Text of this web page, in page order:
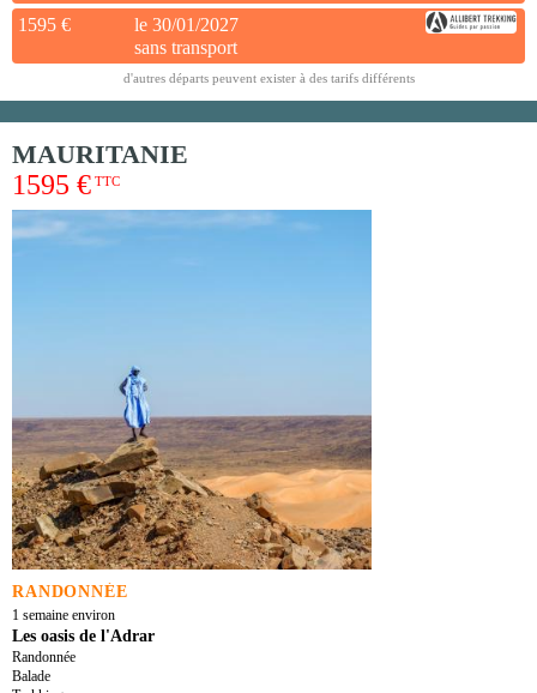
1595 €
le 30/01/2027
sans transport
d'autres départs peuvent exister à des tarifs différents
MAURITANIE
1595 € TTC
RANDONNÉE
1 semaine environ
Les oasis de l'Adrar
Randonnée
Balade